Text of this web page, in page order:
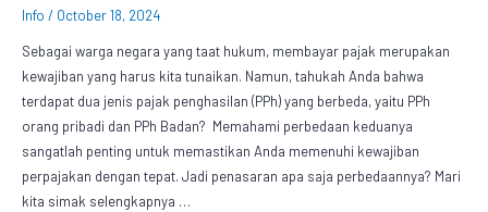
Info / October 18, 2024
Sebagai warga negara yang taat hukum, membayar pajak merupakan
kewajiban yang harus kita tunaikan. Namun, tahukah Anda bahwa
terdapat dua jenis pajak penghasilan (PPh) yang berbeda, yaitu PPh
orang pribadi dan PPh Badan? Memahami perbedaan keduanya
sangatlah penting untuk memastikan Anda memenuhi kewajiban
perpajakan dengan tepat. Jadi penasaran apa saja perbedaannya? Mari
kita simak selengkapnya …